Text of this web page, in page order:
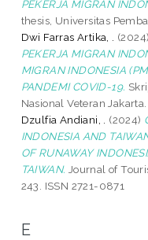
PEKERJA MIGRAN
thesis, Universitas
Dwi Farras Artika, .
(2024)
PEKERJA MIGRAN
MIGRAN INDONESIA
PANDEMI COVID-19.
Nasional Veteran Jakarta.
Dzulfia Andiani, .
(2024)
INDONESIA AND
OF RUNAWAY
TAIWAN. Journal of
243. ISSN 2721-0871
E